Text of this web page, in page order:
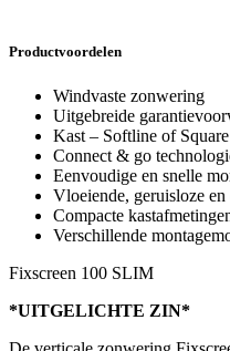
Productvoordelen
Windvaste zonwering
Uitgebreide
Kast – Softline of
Connect & go
Eenvoudige en snelle
Vloeiende, geruisloze
Compacte
Verschillende
Fixscreen 100 SLIM
*UITGELICHTE ZIN*